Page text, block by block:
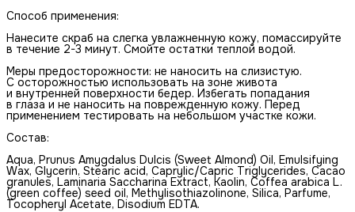
Способ применения:
Нанесите скраб на слегка увлажненную кожу, помассируйте
в течение 2-3 минут. Смойте остатки теплой водой.
Меры предосторожности: не наносить на слизистую.
С осторожностью использовать на зоне живота
и внутренней поверхности бедер. Избегать попадания
в глаза и не наносить на поврежденную кожу. Перед
применением тестировать на небольшом участке кожи.
Состав:
Aqua, Prunus Amygdalus Dulcis (Sweet Almond) Oil, Emulsifying
Wax, Glycerin, Stearic acid, Сaprylic/Capric Triglycerides, Cacao
granules, Laminaria Saccharina Extract, Kaolin, Coffea arabica L.
(green coffee) seed oil, Methylisothiazolinone, Silica, Parfume,
Tocopheryl Acetate, Disodium EDTA.